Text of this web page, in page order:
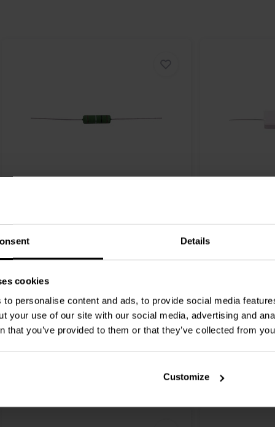
Details
cookies
to personalise content and ads, to provide social media
your use of our site with our social media, advertising and
that you’ve provided to them or that they’ve collected from
Customize